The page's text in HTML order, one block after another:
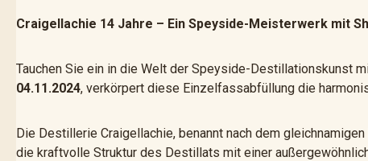
Craigellachie 14 Jahre – Ein Speyside-Meisterwerk mit
Tauchen Sie ein in die Welt der Speyside-Destillationskunst
04.11.2024, verkörpert diese Einzelfassabfüllung die
Die Destillerie Craigellachie, benannt nach dem
die kraftvolle Struktur des Destillats mit einer